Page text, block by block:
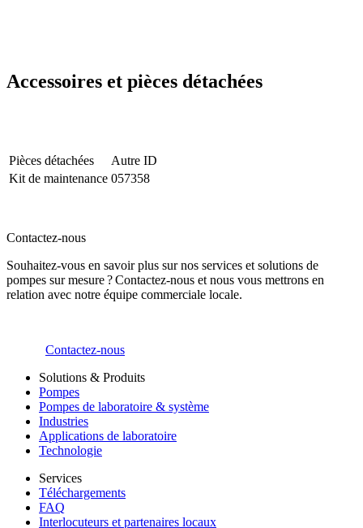
Accessoires et pièces détachées
Pièces détachées
Autre ID
Kit de maintenance 057358
Contactez-nous
Souhaitez-vous en savoir plus sur nos services et solutions de
pompes sur mesure ? Contactez-nous et nous vous mettrons en
relation avec notre équipe commerciale locale.
Contactez-nous
Solutions & Produits
Pompes
Pompes de laboratoire & système
Industries
Applications de laboratoire
Technologie
Services
Téléchargements
FAQ
Interlocuteurs et partenaires locaux